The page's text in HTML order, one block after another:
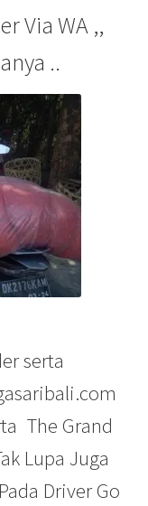
Via WA ,,
..
serta
The Grand
Lupa Juga
Driver Go